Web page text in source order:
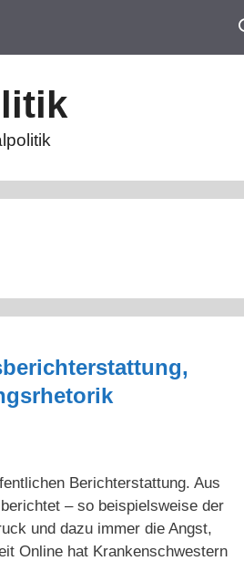
Berichterstattung. Aus
– so beispielsweise der
und dazu immer die Angst,
Online hat Krankenschwestern